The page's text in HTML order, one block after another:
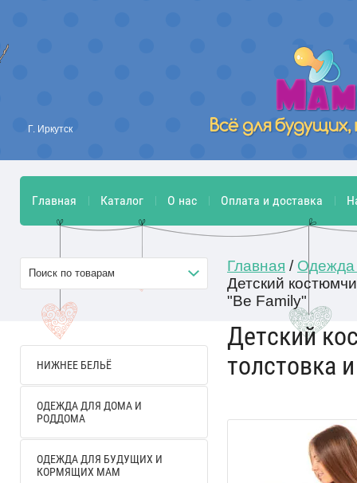
Г. Иркутск
Главная Каталог О нас Оплата и доставка
Поиск по товарам
НИЖНЕЕ БЕЛЬЁ
ОДЕЖДА ДЛЯ ДОМА И
РОДДОМА
ОДЕЖДА ДЛЯ БУДУЩИХ И
КОРМЯЩИХ МАМ
Главная /
Детский
"Be Family"
Детский
толстовка